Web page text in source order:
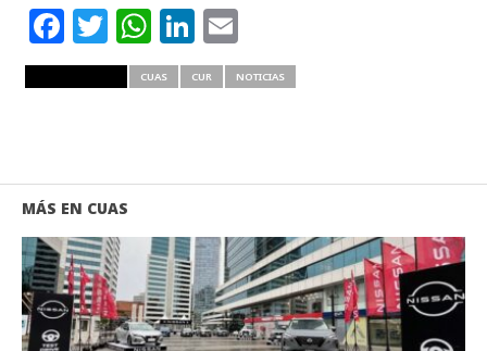
Facebook
Twitter
WhatsApp
LinkedIn
Email
CUAS CUR NOTICIAS
MÁS EN CUAS